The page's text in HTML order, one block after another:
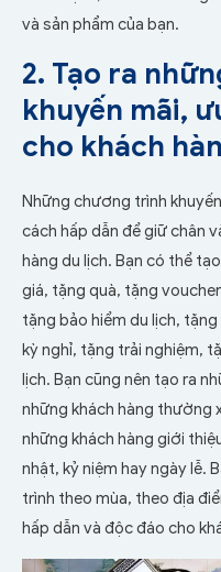
và sản phẩm của bạn.
2. Tạo ra
khuyến mãi,
cho khách
Những chương trình
cách hấp dẫn để giữ chân
hàng du lịch. Bạn có thể
giá, tặng quà, tặng
tặng bảo hiểm du lịch,
kỳ nghỉ, tặng trải nghiệm,
lịch. Bạn cũng nên tạo ra
những khách hàng thường
những khách hàng giới
nhật, kỷ niệm hay ngày lễ.
trình theo mùa, theo địa
hấp dẫn và độc đáo cho